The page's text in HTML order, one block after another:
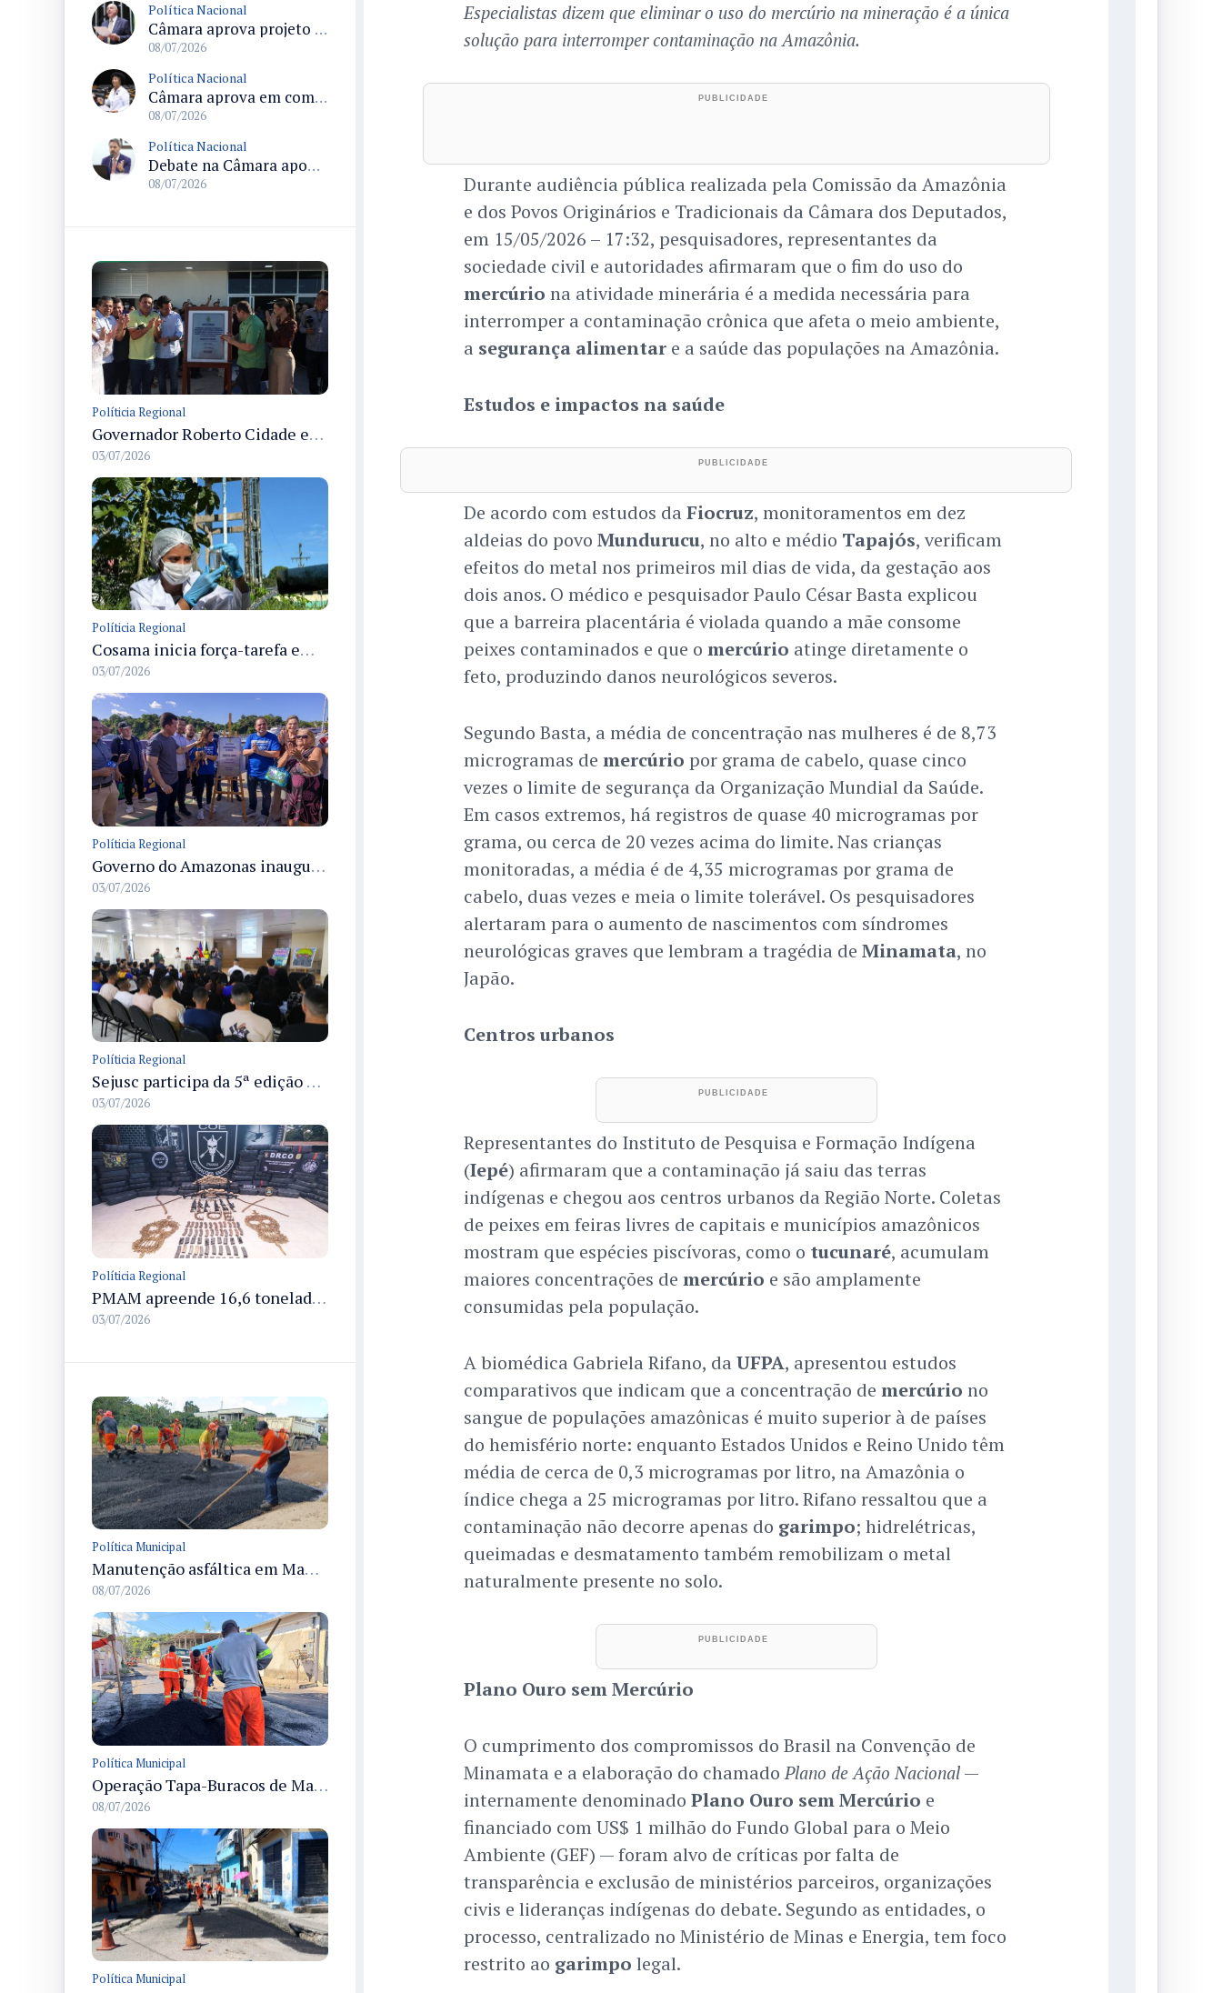
Política Nacional
Câmara aprova projeto que torna permanentes os incentivos à reciclagem e amplia dedução do IR para empresas
08/07/2026
Política Nacional
Câmara aprova em comissão texto que permite ampliar reserva de moradias para pessoas com deficiência conforme demanda
08/07/2026
Política Nacional
Debate na Câmara aponta riscos da exposição massiva de apostas esportivas e pede regras para publicidade
08/07/2026
Políticia Regional
Governador Roberto Cidade entrega readequação do ambulatório da FCecon e amplia capacidade de atendimento oncológico em Manaus
03/07/2026
Políticia Regional
Cosama inicia força-tarefa em Anamã para fortalecer abastecimento de água e segurança hídrica da população
03/07/2026
Políticia Regional
Governo do Amazonas inaugura primeiro Castramóvel Fluvial para atendimento veterinário às comunidades ribeirinhas e castração gratuita
03/07/2026
Políticia Regional
Sejusc participa da 5ª edição do Caminhos Literários com foco na cultura hip-hop nas unidades socioeducativas
03/07/2026
Políticia Regional
PMAM apreende 16,6 toneladas de entorpecentes e registra aumento nas prisões em flagrante e nas capturas de foragidos no primeiro semestre de 2026
03/07/2026
Política Municipal
Manutenção asfáltica em Manaus recupera rua Praia do Arpoador e melhora trafegabilidade no Tarumã
08/07/2026
Política Municipal
Operação Tapa-Buracos de Manaus recupera vias no bairro Flores e melhora a mobilidade urbana local
08/07/2026
Política Municipal
Especialistas dizem que eliminar o uso do mercúrio na mineração é a única
solução para interromper contaminação na Amazônia.
Durante audiência pública realizada pela Comissão da Amazônia
e dos Povos Originários e Tradicionais da Câmara dos Deputados,
em 15/05/2026 – 17:32, pesquisadores, representantes da
sociedade civil e autoridades afirmaram que o fim do uso do
mercúrio na atividade minerária é a medida necessária para
interromper a contaminação crônica que afeta o meio ambiente,
a segurança alimentare a saúde das populações na Amazônia.
Estudos e impactos na saúde
De acordo com estudos da Fiocruz, monitoramentos em dez
aldeias do povo Mundurucu, no alto e médio Tapajós, verificam
efeitos do metal nos primeiros mil dias de vida, da gestação aos
dois anos. O médico e pesquisador Paulo César Basta explicou
que a barreira placentária é violada quando a mãe consome
peixes contaminados e que o mercúrio atinge diretamente o
feto, produzindo danos neurológicos severos.
Segundo Basta, a média de concentração nas mulheres é de 8,73
microgramas de mercúrio por grama de cabelo, quase cinco
vezes o limite de segurança da Organização Mundial da Saúde.
Em casos extremos, há registros de quase 40 microgramas por
grama, ou cerca de 20 vezes acima do limite. Nas crianças
monitoradas, a média é de 4,35 microgramas por grama de
cabelo, duas vezes e meia o limite tolerável. Os pesquisadores
alertaram para o aumento de nascimentos com síndromes
neurológicas graves que lembram a tragédia de Minamata, no
Japão.
Centros urbanos
Representantes do Instituto de Pesquisa e Formação Indígena
(Iepé) afirmaram que a contaminação já saiu das terras
indígenas e chegou aos centros urbanos da Região Norte. Coletas
de peixes em feiras livres de capitais e municípios amazônicos
mostram que espécies piscívoras, como o tucunaré, acumulam
maiores concentrações de mercúrio e são amplamente
consumidas pela população.
A biomédica Gabriela Rifano, da UFPA, apresentou estudos
comparativos que indicam que a concentração de mercúrio no
sangue de populações amazônicas é muito superior à de países
do hemisfério norte: enquanto Estados Unidos e Reino Unido têm
média de cerca de 0,3 microgramas por litro, na Amazônia o
índice chega a 25 microgramas por litro. Rifano ressaltou que a
contaminação não decorre apenas do garimpo; hidrelétricas,
queimadas e desmatamento também remobilizam o metal
naturalmente presente no solo.
Plano Ouro sem Mercúrio
O cumprimento dos compromissos do Brasil na Convenção de
Minamata e a elaboração do chamadoPlano de Ação Nacional—
internamente denominado Plano Ouro sem Mercúrio e
financiado com US$ 1 milhão do Fundo Global para o Meio
Ambiente (GEF) — foram alvo de críticas por falta de
transparência e exclusão de ministérios parceiros, organizações
civis e lideranças indígenas do debate. Segundo as entidades, o
processo, centralizado no Ministério de Minas e Energia, tem foco
restrito ao garimpo legal.